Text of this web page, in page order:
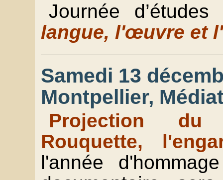
Journée
langue, l'œuvre et
Samedi 13
Montpellier,
Projection du
Rouquette,
l'année